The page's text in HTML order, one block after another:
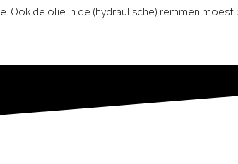
Ook de olie in de (hydraulische) remmen